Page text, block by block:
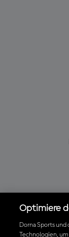
Optimiere
Dorna Sports und
Technologien,